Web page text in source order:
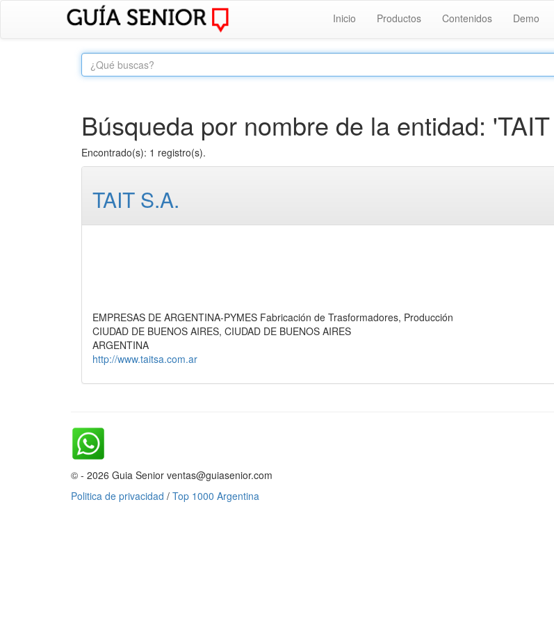
Inicio Productos Contenidos Demo
Búsqueda por nombre de la entidad:
Encontrado(s): 1 registro(s).
TAIT S.A.
EMPRESAS DE ARGENTINA-PYMES Fabricación de Trasformadores, Producción
CIUDAD DE BUENOS AIRES, CIUDAD DE BUENOS AIRES
ARGENTINA
http://www.taitsa.com.ar
© - 2026 Guia Senior ventas@guiasenior.com
Politica de privacidad / Top 1000 Argentina